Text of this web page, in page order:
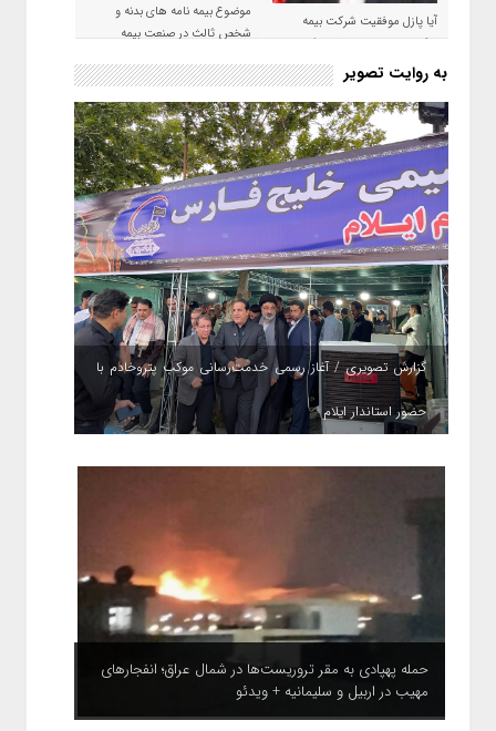
آیا پازل موفقیت شرکت بیمه
حکمت صبا در سال ۱۴۰۵ کامل می
شود؟!
موضوع بیمه نامه های بدنه و
شخص ثالث در صنعت بیمه
به روایت تصویر
گزارش تصویری / آغاز رسمی خدمت‌رسانی موکب پتروخادم با
حضور استاندار ایلام
حمله پهپادی به مقر تروریست‌ها در شمال عراق؛ انفجارهای
مهیب در اربیل و سلیمانیه + ویدئو